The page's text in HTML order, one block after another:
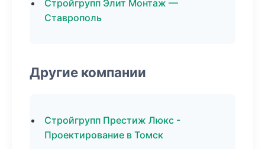
Стройгрупп Элит Монтаж —
Ставрополь
Другие компании
Стройгрупп Престиж Люкс -
Проектирование в Томск